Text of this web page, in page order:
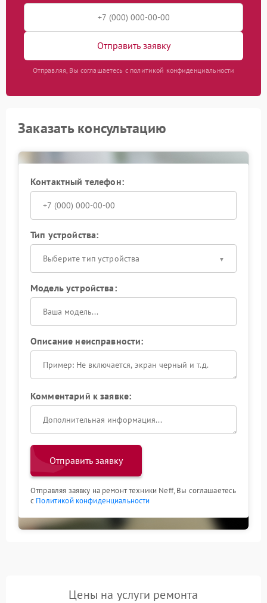
Отправить заявку
Отправляя, Вы соглашаетесь с политикой конфиденциальности
Заказать консультацию
Контактный телефон:
Тип устройства:
Выберите тип устройства
Модель устройства:
Описание неисправности:
Комментарий к заявке:
Отправить заявку
Отправляя заявку на ремонт техники Neff, Вы соглашаетесь
с Политикой конфиденциальности
Цены на услуги ремонта